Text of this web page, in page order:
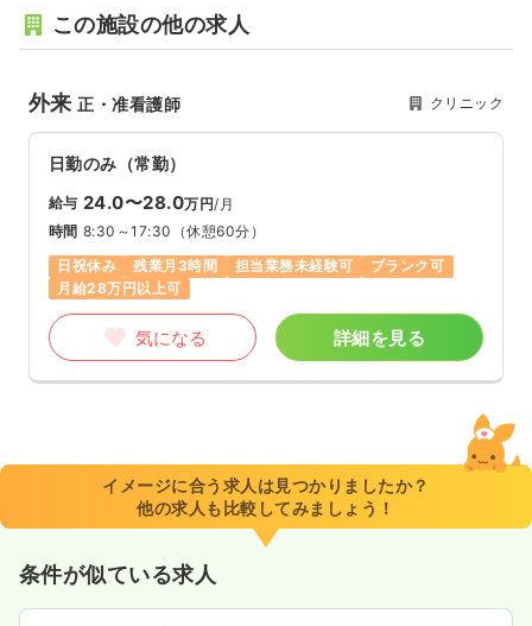
この施設の他の求人
外来正・准看護師 クリニック
日勤のみ（常勤）
給与 24.0〜28.0万円/月
時間 8:30～17:30 （休憩60分）
日祝休み
残業月3時間 担当業務未経験可
ブランク可
月給28万円以上可
気になる 詳細を見る
イメージに合う求人は見つかりましたか？
他の求人も比較してみましょう！
条件が似ている求人